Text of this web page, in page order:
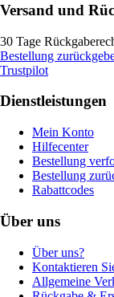
Versand und
30 Tage
Bestellung
Trustpilot
Dienstleistungen
Mein Konto
Hilfecenter
Bestellung
Bestellung
Rabattcodes
Über uns
Über uns?
Kontaktieren
Allgemeine